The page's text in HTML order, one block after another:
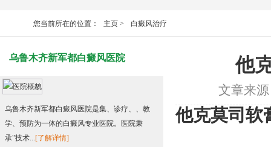
您当前所在的位置： 主页 > 白癜风治疗
乌鲁木齐新军都白癜风医院
乌鲁木齐新军都白癜风医院是集、诊疗、、教
学、预防为一体的白癜风专业医院。医院秉
承"技术...[了解详情]
他
文章来
他克莫司软